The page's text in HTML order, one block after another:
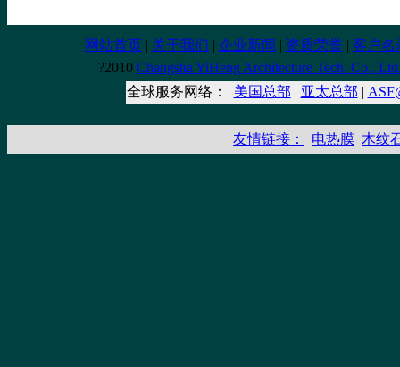
网站首页| 关于我们 | 企业新闻 | 资质荣誉| 客户名
?2010 Changsha YiHeng Architecture Tech. Co.,
全球服务网络： 美国总部 | 亚太总部 |
友情链接： 电热膜 木纹